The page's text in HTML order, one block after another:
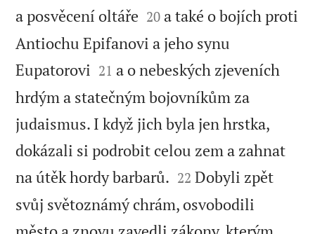
a posvěcení oltáře 

20 a také o bojích proti
Antiochu Epifanovi a jeho synu
Eupatorovi 

21 a o nebeských zjeveních
hrdým a statečným bojovníkům za
judaismus. I když jich byla jen hrstka,
dokázali si podrobit celou zem a zahnat
na útěk hordy barbarů. 

22 Dobyli zpět
svůj světoznámý chrám, osvobodili